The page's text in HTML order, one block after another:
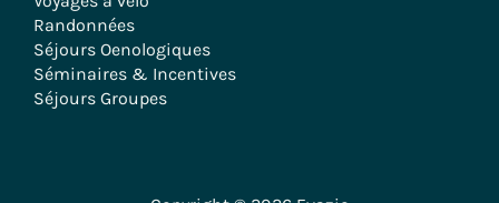
Randonnées
Séjours Oenologiques
Séminaires & Incentives
Séjours Groupes